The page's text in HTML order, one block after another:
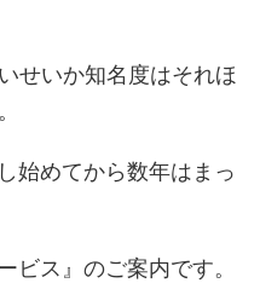
せいか知名度はそれほ
始めてから数年はまっ
ビス』のご案内です。